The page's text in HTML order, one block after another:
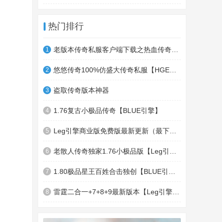
热门排行
1
2
3 盗取传奇版本神器
4 1.76复古小极品传奇【BLUE引擎】
5
6
7
8